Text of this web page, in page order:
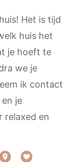
Het is tijd
huis het
je hoeft te
we je
ik contact
je
relaxed en